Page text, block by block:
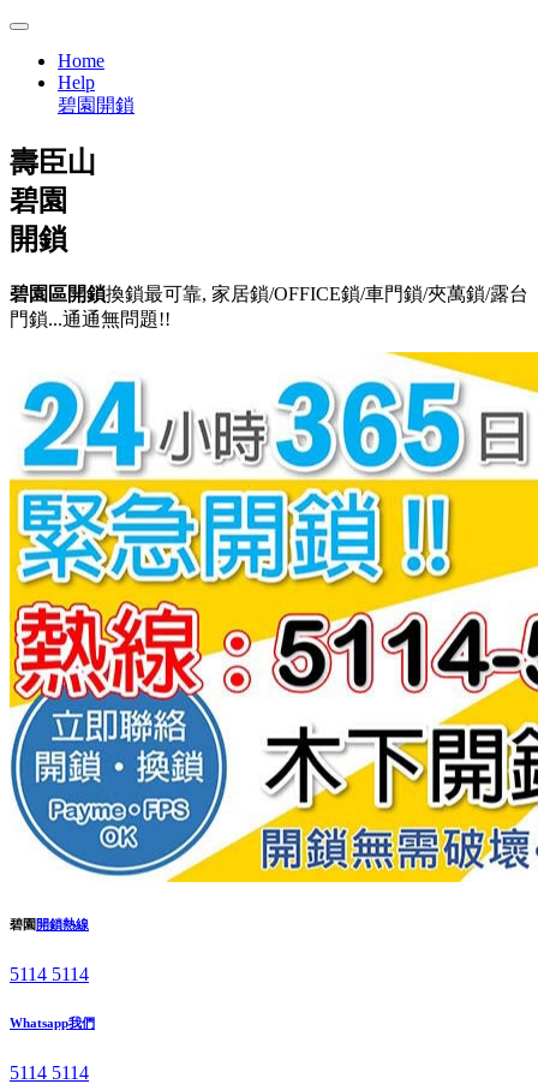
Home
Help
碧園開鎖
壽臣山
碧園
開鎖
碧園區開鎖換鎖最可靠, 家居鎖/OFFICE鎖/車門鎖/夾萬鎖/露台
門鎖...通通無問題!!
碧園開鎖熱線
5114 5114
Whatsapp我們
5114 5114